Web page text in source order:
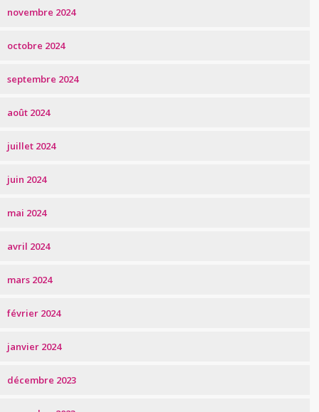
novembre 2024
octobre 2024
septembre 2024
août 2024
juillet 2024
juin 2024
mai 2024
avril 2024
mars 2024
février 2024
janvier 2024
décembre 2023